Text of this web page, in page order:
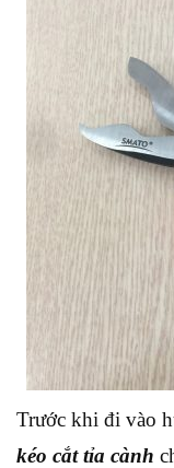
Trước khi đi vào
kéo cắt tỉa cành